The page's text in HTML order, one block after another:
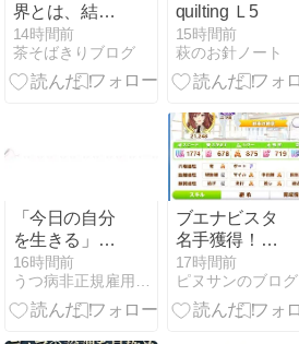
界とは、結論
として白
14時間前
茶そばきりブログ
quilting Ｌ5
15時間前
萩のお針ノート
「今日の自分
を生きる」練
習中
16時間前
うつ病非正規雇用こめびより
ブエナビスタ
名手獲得！1
億人達成！35
人目！
17時間前
ピヌサンのブログ